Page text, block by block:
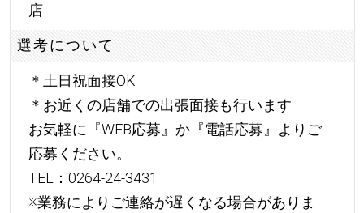
店
選考について
＊土日祝面接OK
＊お近くの店舗での出張面接も行います
お気軽に『WEB応募』か『電話応募』よりご
応募ください。
TEL：0264-24-3431
※業務によりご連絡が遅くなる場合がありま